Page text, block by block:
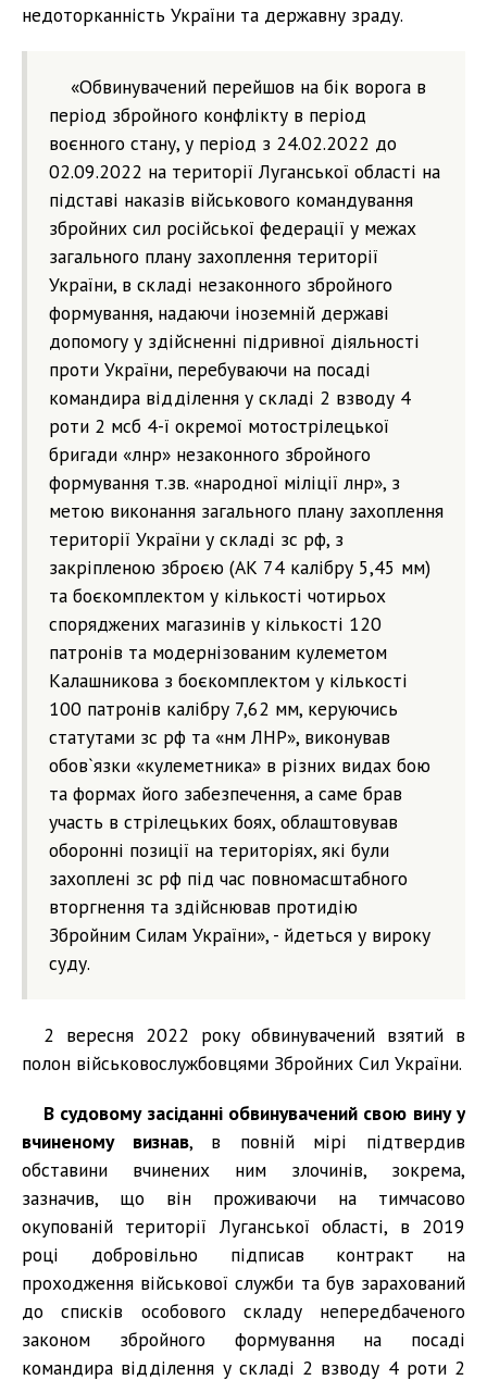
недоторканність України та державну зраду.
«Обвинувачений перейшов на бік ворога в
період збройного конфлікту в період
воєнного стану, у період з 24.02.2022 до
02.09.2022 на території Луганської області на
підставі наказів військового командування
збройних сил російської федерації у межах
загального плану захоплення території
України, в складі незаконного збройного
формування, надаючи іноземній державі
допомогу у здійсненні підривної діяльності
проти України, перебуваючи на посаді
командира відділення у складі 2 взводу 4
роти 2 мсб 4-ї окремої мотострілецької
бригади «лнр» незаконного збройного
формування т.зв. «народної міліції лнр», з
метою виконання загального плану захоплення
території України у складі зс рф, з
закріпленою зброєю (АК 74 калібру 5,45 мм)
та боєкомплектом у кількості чотирьох
споряджених магазинів у кількості 120
патронів та модернізованим кулеметом
Калашникова з боєкомплектом у кількості
100 патронів калібру 7,62 мм, керуючись
статутами зс рф та «нм ЛНР», виконував
обов`язки «кулеметника» в різних видах бою
та формах його забезпечення, а саме брав
участь в стрілецьких боях, облаштовував
оборонні позиції на територіях, які були
захоплені зс рф під час повномасштабного
вторгнення та здійснював протидію
Збройним Силам України», - йдеться у вироку
суду.
2 вересня 2022 року обвинувачений взятий в
полон військовослужбовцями Збройних Сил України.
В судовому засіданні обвинувачений свою вину у
вчиненому визнав, в повній мірі підтвердив
обставини вчинених ним злочинів, зокрема,
зазначив, що він проживаючи на тимчасово
окупованій території Луганської області, в 2019
році добровільно підписав контракт на
проходження військової служби та був зарахований
до списків особового складу непередбаченого
законом збройного формування на посаді
командира відділення у складі 2 взводу 4 роти 2